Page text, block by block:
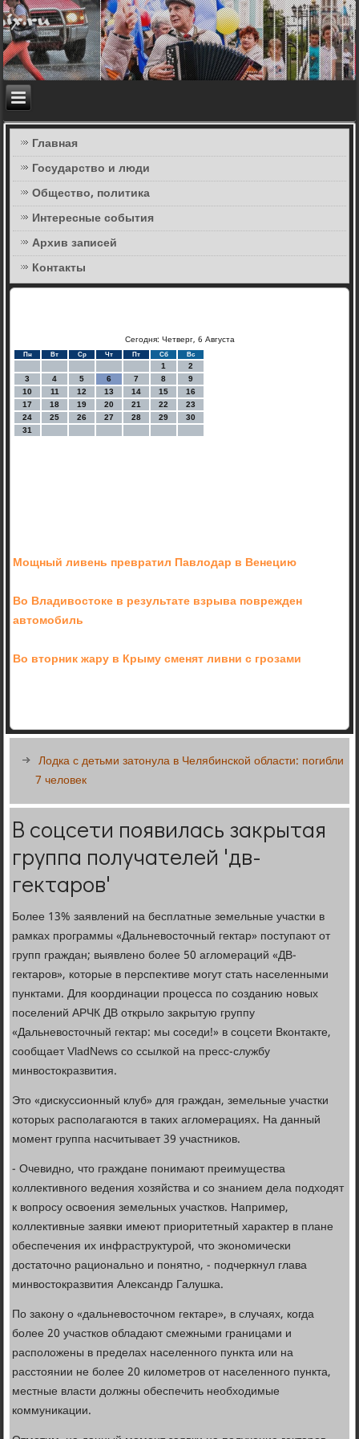
Главная
Государство и люди
Общество, политика
Интересные события
Архив записей
Контакты
Сегодня: Четверг, 6 Августа
Пн Вт Ср Чт Пт Сб Вс
1
2
3
4 5 6 7 8
9
10
11 12 13 14 15
16
17
18 19 20 21 22
23
24
25 26 27 28 29
30
31
Мощный ливень превратил Павлодар в Венецию
Во Владивостоке в результате взрыва поврежден
автомобиль
Во вторник жару в Крыму сменят ливни с грозами
Лодка с детьми затонула в Челябинской области: погибли
7 человек
В соцсети появилась закрытая
группа получателей 'дв-
гектаров'
Более 13% заявлений на бесплатные земельные участки в
рамках программы «Дальневосточный гектар» поступают от
групп граждан; выявлено более 50 агломераций «ДВ-
гектаров», которые в перспективе могут стать населенными
пунктами. Для координации процесса по созданию новых
поселений АРЧК ДВ открыло закрытую группу
«Дальневосточный гектар: мы соседи!» в соцсети Вконтакте,
сообщает VladNews со ссылкой на пресс-службу
минвостокразвития.
Это «дискуссионный клуб» для граждан, земельные участки
которых располагаются в таких агломерациях. На данный
момент группа насчитывает 39 участников.
- Очевидно, что граждане понимают преимущества
коллективного ведения хозяйства и со знанием дела подходят
к вопросу освоения земельных участков. Например,
коллективные заявки имеют приоритетный характер в плане
обеспечения их инфраструктурой, что экономически
достаточно рационально и понятно, - подчеркнул глава
минвостокразвития Александр Галушка.
По закону о «дальневосточном гектаре», в случаях, когда
более 20 участков обладают смежными границами и
расположены в пределах населенного пункта или на
расстоянии не более 20 километров от населенного пункта,
местные власти должны обеспечить необходимые
коммуникации.